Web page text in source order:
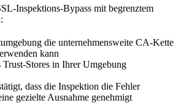
Inspektions-Bypass mit begrenztem
die unternehmensweite CA-Kette
kann
Trust-Stores in Ihrer Umgebung
dass die Inspektion die Fehler
gezielte Ausnahme genehmigt